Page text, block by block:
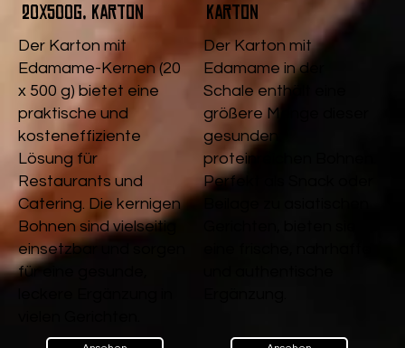
20x500g, Karton
Der Karton mit
Edamame-Kernen (20
x 500 g) bietet eine
praktische und
kosteneffiziente
Lösung für
Restaurants und
Catering. Die kernigen
Bohnen sind vielseitig
einsetzbar und sorgen
für eine gesunde,
Karton
Der Karton mit
Edamame in der
Schale enthält eine
größere Menge dieser
gesunden,
proteinreichen Bohnen.
Perfekt als Snack oder